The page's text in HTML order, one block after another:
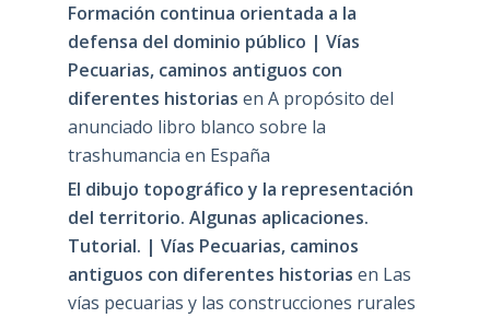
Formación continua orientada a la
defensa del dominio público | Vías
Pecuarias, caminos antiguos con
diferentes historias en A propósito del
anunciado libro blanco sobre la
trashumancia en España
El dibujo topográfico y la representación
del territorio. Algunas aplicaciones.
Tutorial. | Vías Pecuarias, caminos
antiguos con diferentes historias en Las
vías pecuarias y las construcciones rurales